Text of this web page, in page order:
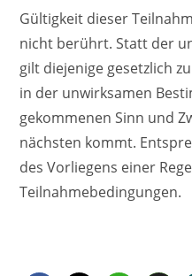
Gültigkeit dieser
nicht berührt. Statt der
gilt diejenige gesetzlich
in der unwirksamen
gekommenen Sinn und
nächsten kommt.
des Vorliegens einer
Teilnahmebedingungen.